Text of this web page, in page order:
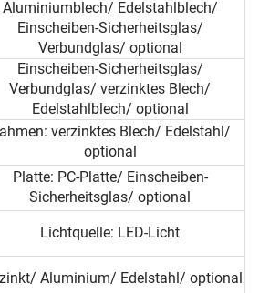
Aluminiumblech/ Edelstahlblech/
Einscheiben-Sicherheitsglas/
Verbundglas/ optional
Einscheiben-Sicherheitsglas/
Verbundglas/ verzinktes Blech/
Edelstahlblech/ optional
verzinktes Blech/ Edelstahl/
optional
Platte: PC-Platte/ Einscheiben-
Sicherheitsglas/ optional
Lichtquelle: LED-Licht
Aluminium/ Edelstahl/ optional